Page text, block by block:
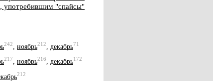
употребившим "спайсы"
242 ноябрь212 декабрь71
217, ноябрь216, декабрь172
212